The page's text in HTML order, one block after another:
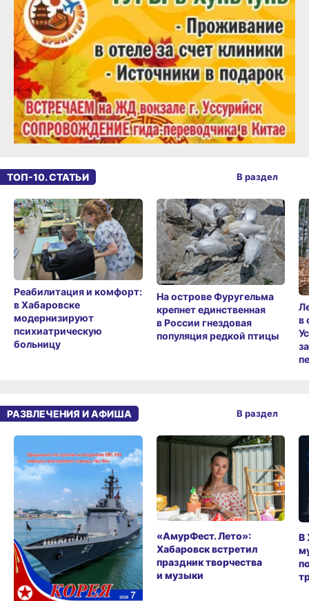
ТОП-10. СТАТЬИ
Реабилитация и комфорт:
в Хабаровске
модернизируют
психиатрическую
больницу
На острове Фуругельма
крепнет единственная
в России гнездовая
популяция редкой птицы
в
В раздел
РАЗВЛЕЧЕНИЯ И АФИША
«АмурФест. Лето»:
Хабаровск встретил
праздник творчества
и музыки
В
В раздел